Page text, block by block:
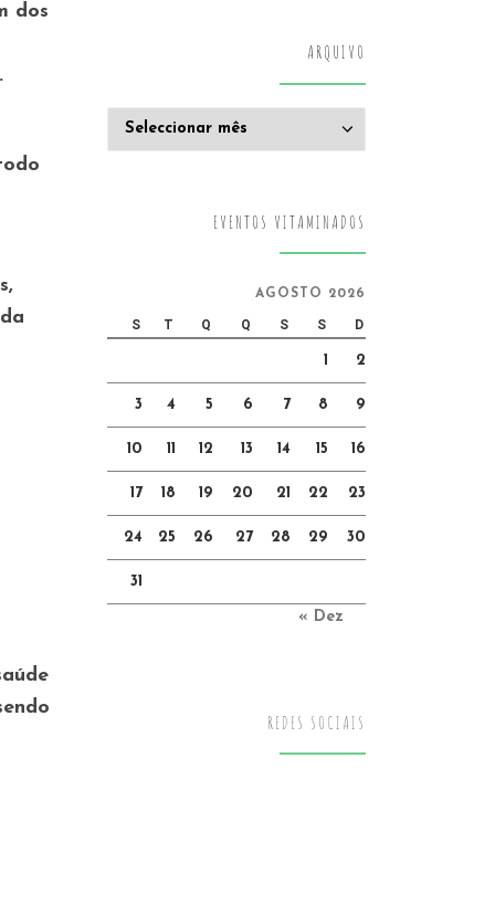
dos
ARQUIVO
EVENTOS VITAMINADOS
AGOSTO 2026
S T Q Q S S D
1 2
3 4 5 6 7 8 9
10 11 12 13 14 15 16
17 18 19 20 21 22 23
24 25 26 27 28 29 30
31
« Dez
REDES SOCIAIS